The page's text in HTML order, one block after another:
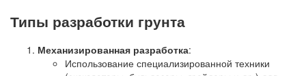
Типы разработки грунта
Механизированная разработка:
Использование специализированной техники